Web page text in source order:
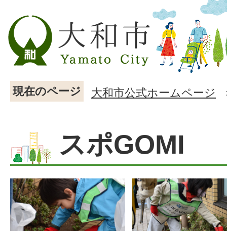
現在のページ 大和市公式ホームページ
スポGOMI